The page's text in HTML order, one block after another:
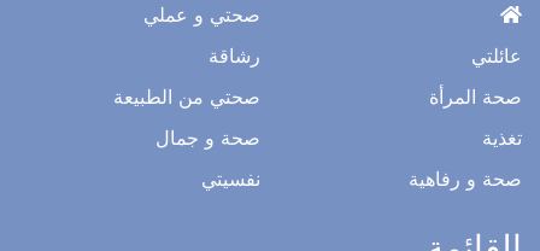
عائلتي
صحة المرأة
تغذية
صحة و رفاهية
صحتي و عملي
رشاقة
صحتي من الطبيعة
صحة و جمال
نفسيتي